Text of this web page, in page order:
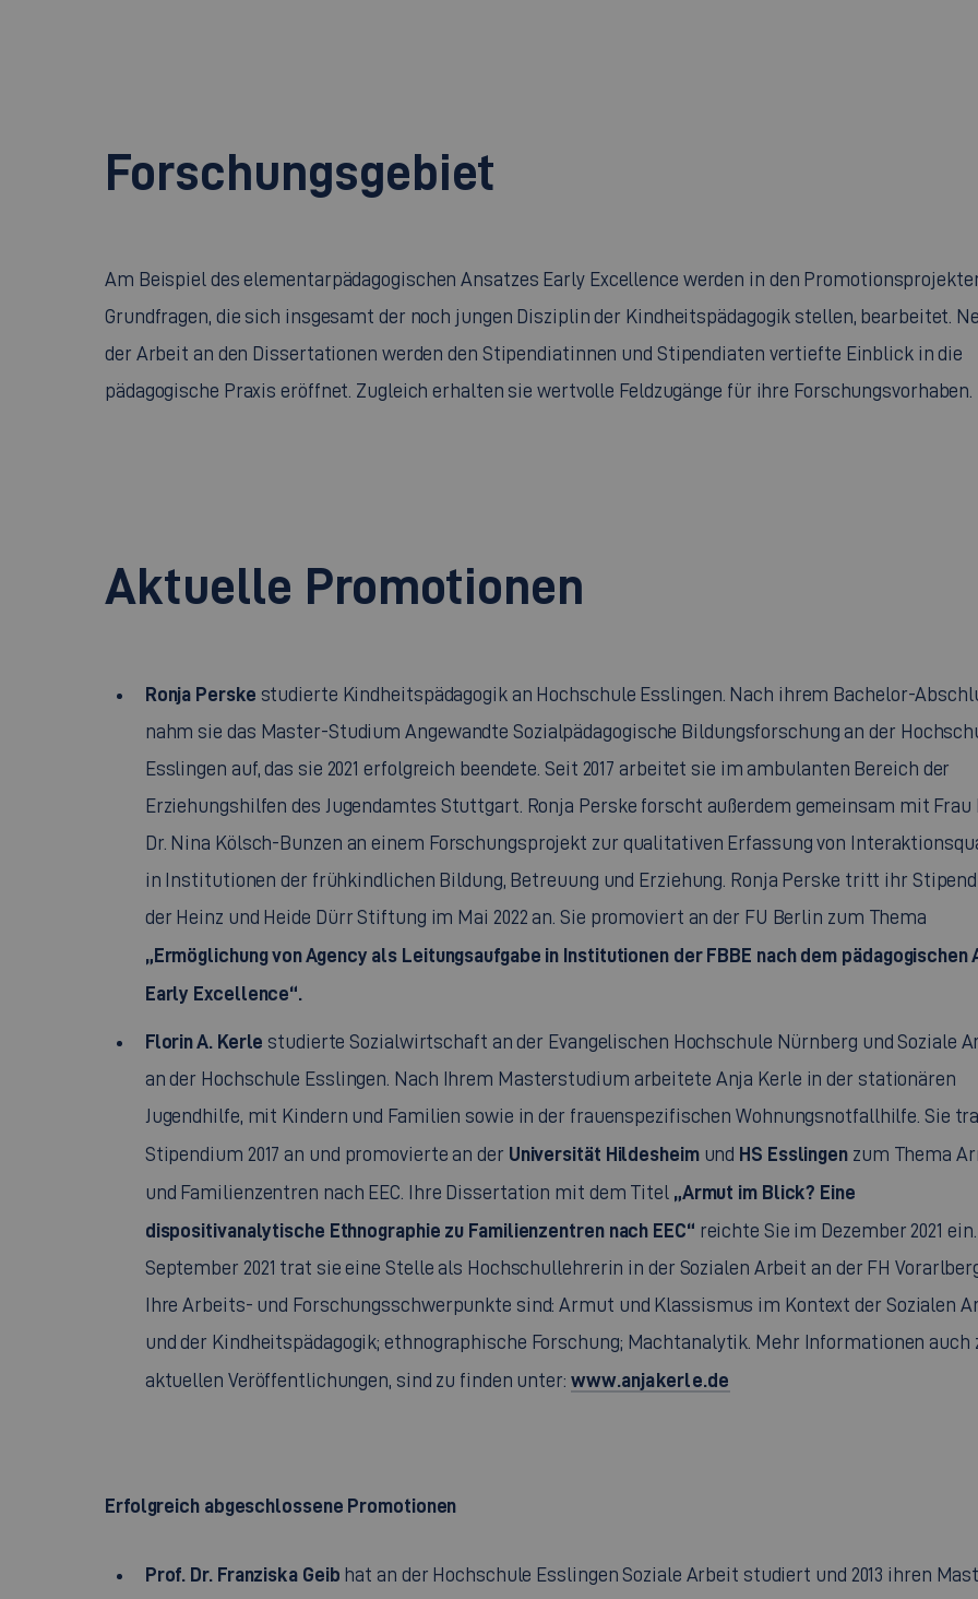
Forschungsgebiet
Am Beispiel des elementarpädagogischen Ansatzes Early Excellence werden in den
Grundfragen, die sich insgesamt der noch jungen Disziplin der Kindheitspädagogik stellen, bearbeitet.
der Arbeit an den Dissertationen werden den Stipendiatinnen und Stipendiaten vertiefte Einblick in die
pädagogische Praxis eröffnet. Zugleich erhalten sie wertvolle Feldzugänge für ihre Forschungsvorhaben.
Aktuelle Promotionen
Ronja Perske studierte Kindheitspädagogik an Hochschule Esslingen. Nach ihrem Bachelor-
nahm sie das Master-Studium Angewandte Sozialpädagogische Bildungsforschung an der
Esslingen auf, das sie 2021 erfolgreich beendete. Seit 2017 arbeitet sie im ambulanten Bereich der
Erziehungshilfen des Jugendamtes Stuttgart. Ronja Perske forscht außerdem gemeinsam mit Frau
Dr. Nina Kölsch-Bunzen an einem Forschungsprojekt zur qualitativen Erfassung von
in Institutionen der frühkindlichen Bildung, Betreuung und Erziehung. Ronja Perske tritt ihr
der Heinz und Heide Dürr Stiftung im Mai 2022 an. Sie promoviert an der FU Berlin zum Thema
„Ermöglichung von Agency als Leitungsaufgabe in Institutionen der FBBE nach dem pädagogischen
Early Excellence“.
Florin A. Kerle studierte Sozialwirtschaft an der Evangelischen Hochschule Nürnberg und Soziale
an der Hochschule Esslingen. Nach Ihrem Masterstudium arbeitete Anja Kerle in der stationären
Jugendhilfe, mit Kindern und Familien sowie in der frauenspezifischen Wohnungsnotfallhilfe. Sie
Stipendium 2017 an und promovierte an der Universität Hildesheimund HS Esslingen zum Thema
und Familienzentren nach EEC. Ihre Dissertation mit dem Titel „Armut im Blick? Eine
dispositivanalytische Ethnographie zu Familienzentren nach EEC“ reichte Sie im Dezember 2021
September 2021 trat sie eine Stelle als Hochschullehrerin in der Sozialen Arbeit an der FH
Ihre Arbeits- und Forschungsschwerpunkte sind: Armut und Klassismus im Kontext der Sozialen
und der Kindheitspädagogik; ethnographische Forschung; Machtanalytik. Mehr Informationen auch
aktuellen Veröffentlichungen, sind zu finden unter: www.anjakerle.de
Erfolgreich abgeschlossene Promotionen
Prof. Dr. Franziska Geib hat an der Hochschule Esslingen Soziale Arbeit studiert und 2013 ihren